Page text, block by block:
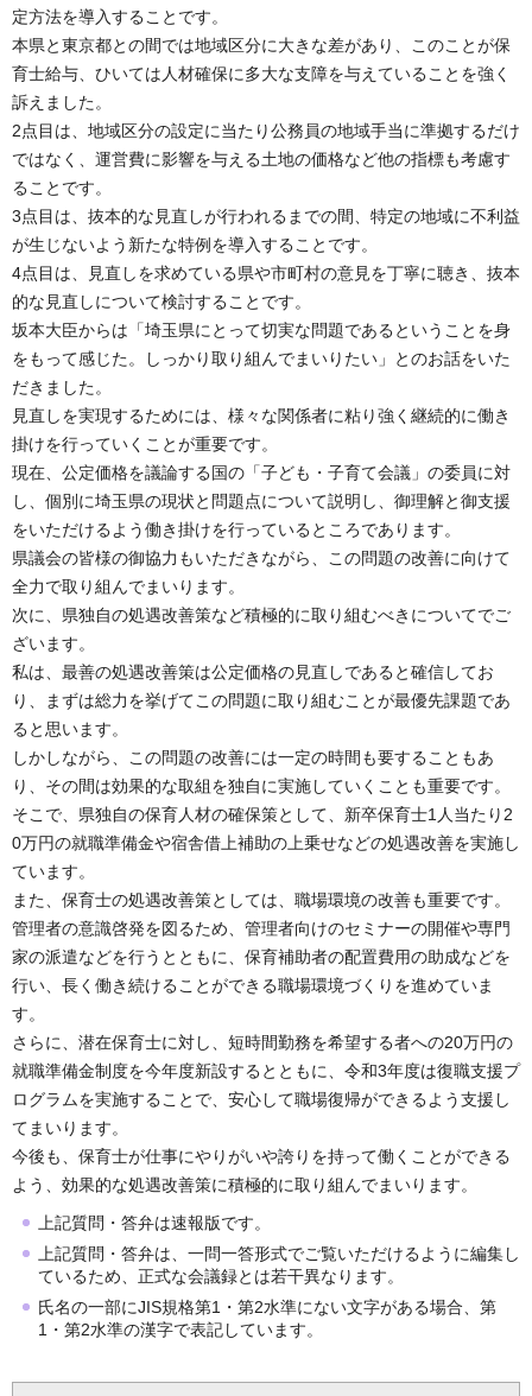
定方法を導入することです。
本県と東京都との間では地域区分に大きな差があり、このことが保
育士給与、ひいては人材確保に多大な支障を与えていることを強く
訴えました。
2点目は、地域区分の設定に当たり公務員の地域手当に準拠するだけ
ではなく、運営費に影響を与える土地の価格など他の指標も考慮す
ることです。
3点目は、抜本的な見直しが行われるまでの間、特定の地域に不利益
が生じないよう新たな特例を導入することです。
4点目は、見直しを求めている県や市町村の意見を丁寧に聴き、抜本
的な見直しについて検討することです。
坂本大臣からは「埼玉県にとって切実な問題であるということを身
をもって感じた。しっかり取り組んでまいりたい」とのお話をいた
だきました。
見直しを実現するためには、様々な関係者に粘り強く継続的に働き
掛けを行っていくことが重要です。
現在、公定価格を議論する国の「子ども・子育て会議」の委員に対
し、個別に埼玉県の現状と問題点について説明し、御理解と御支援
をいただけるよう働き掛けを行っているところであります。
県議会の皆様の御協力もいただきながら、この問題の改善に向けて
全力で取り組んでまいります。
次に、県独自の処遇改善策など積極的に取り組むべきについてでご
ざいます。
私は、最善の処遇改善策は公定価格の見直しであると確信してお
り、まずは総力を挙げてこの問題に取り組むことが最優先課題であ
ると思います。
しかしながら、この問題の改善には一定の時間も要することもあ
り、その間は効果的な取組を独自に実施していくことも重要です。
そこで、県独自の保育人材の確保策として、新卒保育士1人当たり2
0万円の就職準備金や宿舎借上補助の上乗せなどの処遇改善を実施し
ています。
また、保育士の処遇改善策としては、職場環境の改善も重要です。
管理者の意識啓発を図るため、管理者向けのセミナーの開催や専門
家の派遣などを行うとともに、保育補助者の配置費用の助成などを
行い、長く働き続けることができる職場環境づくりを進めていま
す。
さらに、潜在保育士に対し、短時間勤務を希望する者への20万円の
就職準備金制度を今年度新設するとともに、令和3年度は復職支援プ
ログラムを実施することで、安心して職場復帰ができるよう支援し
てまいります。
今後も、保育士が仕事にやりがいや誇りを持って働くことができる
よう、効果的な処遇改善策に積極的に取り組んでまいります。
上記質問・答弁は速報版です。
上記質問・答弁は、一問一答形式でご覧いただけるように編集し
ているため、正式な会議録とは若干異なります。
氏名の一部にJIS規格第1・第2水準にない文字がある場合、第
1・第2水準の漢字で表記しています。